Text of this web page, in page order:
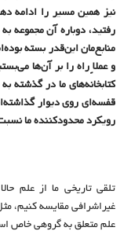
نیز همین مسیر را ادامه
رفتید، دوباره آن مجموعه
منابع‌مان این‌قدر بسته
و عملاً راه را بر آن‌ها
کتابخانه‌های ما در گذشته
قفسه‌ای روی دیوار
رویکرد محدودکننده ما
تلقی تاریخی ما از علم
غیراشرافی مقایسه کنیم،
علم متعلق به گروهی خاص